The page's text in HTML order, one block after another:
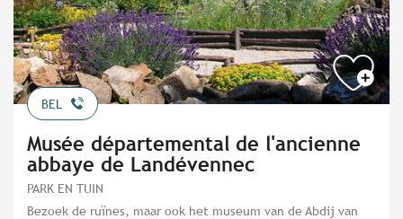
BEL
Musée départemental de l'ancienne
abbaye de Landévennec
PARK EN TUIN
Bezoek de ruïnes, maar ook het museum van de Abdij van